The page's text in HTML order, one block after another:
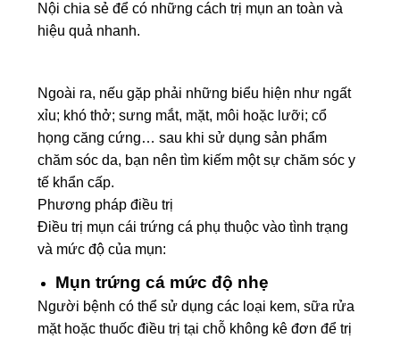
Nội chia sẻ để có những cách trị mụn an toàn và
hiệu quả nhanh.
Ngoài ra, nếu gặp phải những biểu hiện như ngất
xỉu; khó thở; sưng mắt, mặt, môi hoặc lưỡi; cổ
họng căng cứng… sau khi sử dụng sản phẩm
chăm sóc da, bạn nên tìm kiếm một sự chăm sóc y
tế khẩn cấp.
Phương pháp điều trị
Điều trị mụn cái trứng cá phụ thuộc vào tình trạng
và mức độ của mụn:
Mụn trứng cá mức độ nhẹ
Người bệnh có thể sử dụng các loại kem, sữa rửa
mặt hoặc thuốc điều trị tại chỗ không kê đơn để trị